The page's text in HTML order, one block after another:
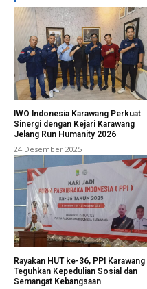
IWO Indonesia Karawang Perkuat
Sinergi dengan Kejari Karawang
Jelang Run Humanity 2026
24 Desember 2025
Rayakan HUT ke-36, PPI Karawang
Teguhkan Kepedulian Sosial dan
Semangat Kebangsaan